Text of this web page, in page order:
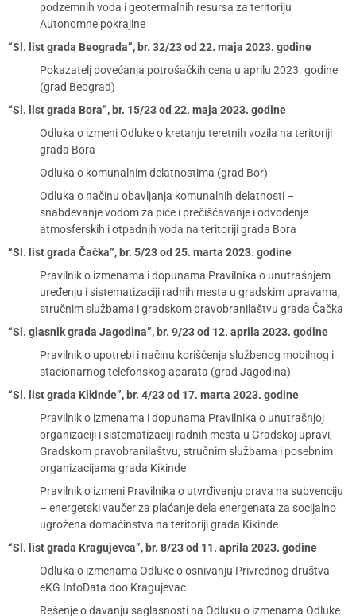
podzemnih voda i geotermalnih resursa za teritoriju
Autonomne pokrajine
“Sl. list grada Beograda”, br. 32/23 od 22. maja 2023. godine
Pokazatelj povećanja potrošačkih cena u aprilu 2023. godine
(grad Beograd)
“Sl. list grada Bora”, br. 15/23 od 22. maja 2023. godine
Odluka o izmeni Odluke o kretanju teretnih vozila na teritoriji
grada Bora
Odluka o komunalnim delatnostima (grad Bor)
Odluka o načinu obavljanja komunalnih delatnosti –
snabdevanje vodom za piće i prečišćavanje i odvođenje
atmosferskih i otpadnih voda na teritoriji grada Bora
“Sl. list grada Čačka”, br. 5/23 od 25. marta 2023. godine
Pravilnik o izmenama i dopunama Pravilnika o unutrašnjem
uređenju i sistematizaciji radnih mesta u gradskim upravama,
stručnim službama i gradskom pravobranilaštvu grada Čačka
“Sl. glasnik grada Jagodina”, br. 9/23 od 12. aprila 2023. godine
Pravilnik o upotrebi i načinu korišćenja službenog mobilnog i
stacionarnog telefonskog aparata (grad Jagodina)
“Sl. list grada Kikinde”, br. 4/23 od 17. marta 2023. godine
Pravilnik o izmenama i dopunama Pravilnika o unutrašnjoj
organizaciji i sistematizaciji radnih mesta u Gradskoj upravi,
Gradskom pravobranilaštvu, stručnim službama i posebnim
organizacijama grada Kikinde
Pravilnik o izmeni Pravilnika o utvrđivanju prava na subvenciju
– energetski vaučer za plaćanje dela energenata za socijalno
ugrožena domaćinstva na teritoriji grada Kikinde
“Sl. list grada Kragujevca”, br. 8/23 od 11. aprila 2023. godine
Odluka o izmenama Odluke o osnivanju Privrednog društva
eKG InfoData doo Kragujevac
Rešenje o davanju saglasnosti na Odluku o izmenama Odluke